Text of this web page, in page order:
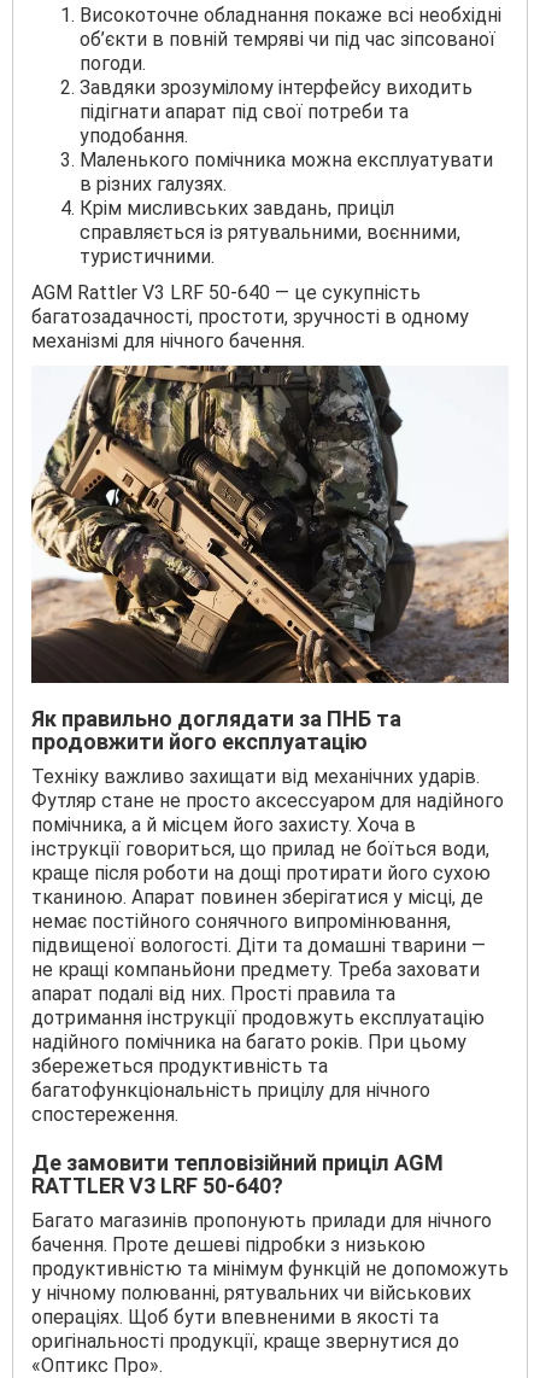
Високоточне обладнання покаже всі необхідні
об’єкти в повній темряві чи під час зіпсованої
погоди.
Завдяки зрозумілому інтерфейсу виходить
підігнати апарат під свої потреби та
уподобання.
Маленького помічника можна експлуатувати
в різних галузях.
Крім мисливських завдань, приціл
справляється із рятувальними, воєнними,
туристичними.
AGM Rattler V3 LRF 50-640 — це сукупність
багатозадачності, простоти, зручності в одному
механізмі для нічного бачення.
Як правильно доглядати за ПНБ та
продовжити його експлуатацію
Техніку важливо захищати від механічних ударів.
Футляр стане не просто аксессуаром для надійного
помічника, а й місцем його захисту. Хоча в
інструкції говориться, що прилад не боїться води,
краще після роботи на дощі протирати його сухою
тканиною. Апарат повинен зберігатися у місці, де
немає постійного сонячного випромінювання,
підвищеної вологості. Діти та домашні тварини —
не кращі компаньйони предмету. Треба заховати
апарат подалі від них. Прості правила та
дотримання інструкції продовжуть експлуатацію
надійного помічника на багато років. При цьому
збережеться продуктивність та
багатофункціональність прицілу для нічного
спостереження.
Де замовити тепловізійний приціл AGM
RATTLER V3 LRF 50-640?
Багато магазинів пропонують прилади для нічного
бачення. Проте дешеві підробки з низькою
продуктивністю та мінімум функцій не допоможуть
у нічному полюванні, рятувальних чи військових
операціях. Щоб бути впевненими в якості та
оригінальності продукції, краще звернутися до
«Оптикс Про».